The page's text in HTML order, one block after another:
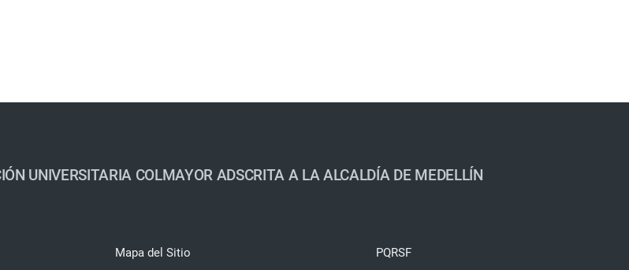
UNIVERSITARIA COLMAYOR ADSCRITA A LA ALCALDÍA DE MEDELLÍN
Mapa del Sitio
PQRSF